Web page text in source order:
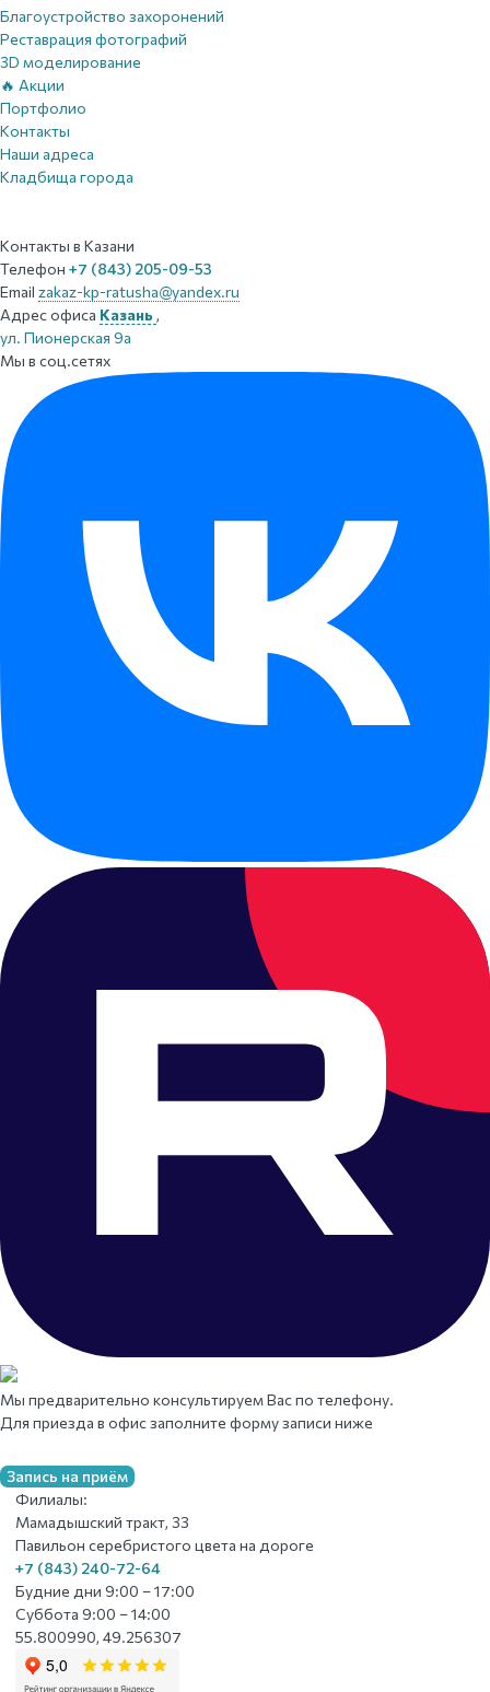
Благоустройство захоронений
Реставрация фотографий
3D моделирование
🔥 Акции
Портфолио
Контакты
Наши адреса
Кладбища города
Контакты в Казани
Телефон +7 (843) 205-09-53
Email zakaz-kp-ratusha@yandex.ru
Адрес офиса Казань ,
ул. Пионерская 9а
Мы в соц.сетях
Мы предварительно консультируем Вас по телефону.
Для приезда в офис заполните форму записи ниже
Запись на приём
Филиалы:
Мамадышский тракт, 33
Павильон серебристого цвета на дороге
+7 (843) 240-72-64
Будние дни 9:00 – 17:00
Суббота 9:00 – 14:00
55.800990, 49.256307